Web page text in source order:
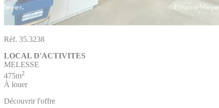
Réf. 35.3238
LOCAL D'ACTIVITES
MELESSE
475m2
À louer
Découvrir l'offre